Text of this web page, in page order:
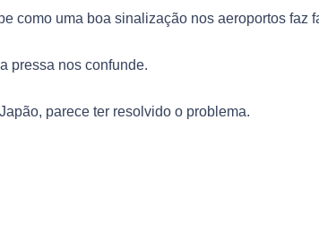
como uma boa sinalização nos aeroportos faz
pressa nos confunde.
parece ter resolvido o problema.